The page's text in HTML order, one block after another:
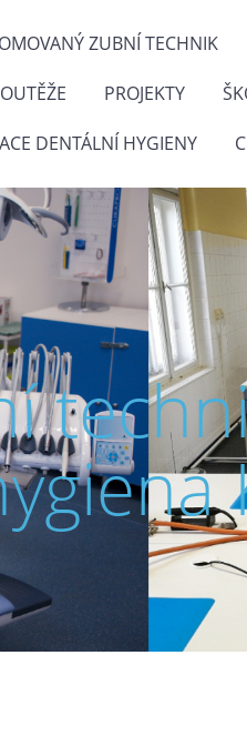
ZUBNÍ TECHNIK
PROJEKTY
DENTÁLNÍ HYGIENY